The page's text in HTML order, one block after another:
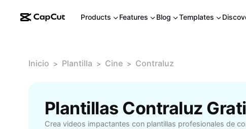
Products Features Blog Templates
Inicio > Plantilla > Cine > Contraluz
Plantillas Contraluz
Crea videos impactantes con plantillas profesionales de